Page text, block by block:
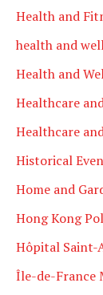
Health and
health and
Health and
Healthcare
Healthcare
Historical
Home and
Hong Kong
Hôpital Saint-
Île-de-France